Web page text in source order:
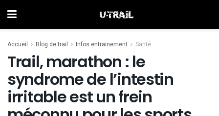
Accueil Blog de trail Infos entrainement Santé
Trail, marathon : le
syndrome de l’intestin
irritable est un frein